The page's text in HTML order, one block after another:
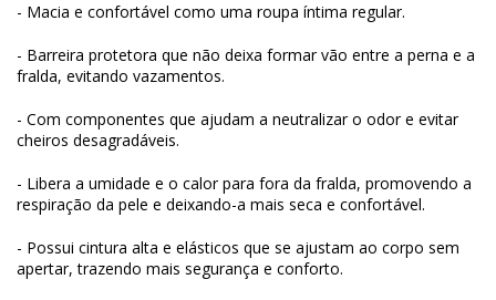
- Macia e confortável como uma roupa íntima regular.
- Barreira protetora que não deixa formar vão entre a perna e a
fralda, evitando vazamentos.
- Com componentes que ajudam a neutralizar o odor e evitar
cheiros desagradáveis.
- Libera a umidade e o calor para fora da fralda, promovendo a
respiração da pele e deixando-a mais seca e confortável.
- Possui cintura alta e elásticos que se ajustam ao corpo sem
apertar, trazendo mais segurança e conforto.